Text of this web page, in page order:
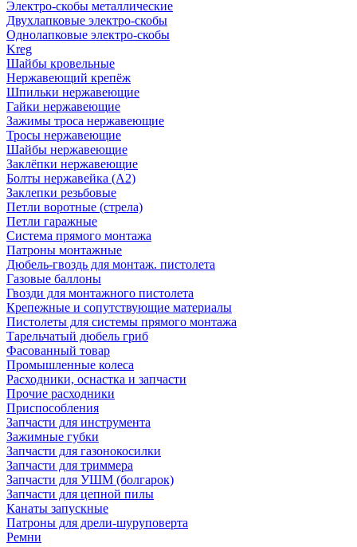
Электро-скобы металлические
Двухлапковые электро-скобы
Однолапковые электро-скобы
Kreg
Шайбы кровельные
Нержавеющий крепёж
Шпильки нержавеющие
Гайки нержавеющие
Зажимы троса нержавеющие
Тросы нержавеющие
Шайбы нержавеющие
Заклёпки нержавеющие
Болты нержавейка (А2)
Заклепки резьбовые
Петли воротные (стрела)
Петли гаражные
Система прямого монтажа
Патроны монтажные
Дюбель-гвоздь для монтаж. пистолета
Газовые баллоны
Гвозди для монтажного пистолета
Крепежные и сопутствующие материалы
Пистолеты для системы прямого монтажа
Тарельчатый дюбель гриб
Фасованный товар
Промышленные колеса
Расходники, оснастка и запчасти
Прочие расходники
Приспособления
Запчасти для инструмента
Зажимные губки
Запчасти для газонокосилки
Запчасти для триммера
Запчасти для УШМ (болгарок)
Запчасти для цепной пилы
Канаты запускные
Патроны для дрели-шуруповерта
Ремни